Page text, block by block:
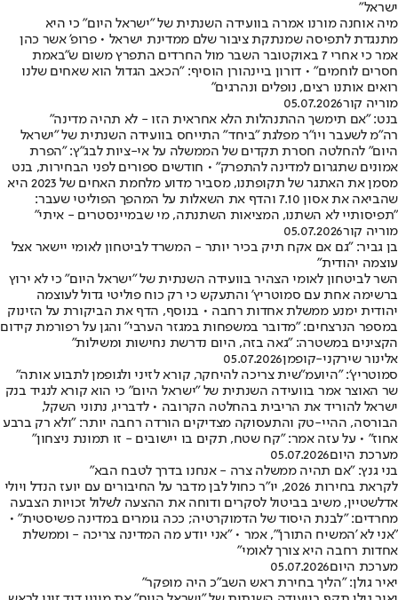
ישראל"
מיה אוחנה מורנו אמרה בוועידה השנתית של "ישראל היום" כי היא
מתנגדת לתפיסה שמנתקת ציבור שלם ממדינת ישראל • פרופ' אשר כהן
אמר כי אחרי 7 באוקטובר השבר מול החרדים התפרץ משום ש"באמת
חסרים לוחמים" • דורון ביינהורן הוסיף: "הכאב הגדול הוא שאחים שלנו
רואים אותנו רצים, נופלים ונהרגים"
מוריה קור05.07.2026
בנט: "אם תימשך ההתנהלות הלא אחראית הזו - לא תהיה מדינה"
רה"מ לשעבר ויו"ר מפלגת "ביחד" התייחס בוועידה השנתית של "ישראל
היום" להחלטה חסרת תקדים של הממשלה על אי-ציות לבג"ץ: "הפרת
אמונים שתגרום למדינה להתפרק" • חודשים ספורים לפני הבחירות, בנט
מסמן את האתגר של תקופתנו, מסביר מדוע מלחמת האחים של 2023 היא
שהביאה את אסון 7.10 והדף את השאלות על המהפך הפוליטי שעבר:
"תפיסותיי לא השתנו, המציאות השתנתה, מי שבמיינסטרים - איתי"
מוריה קור05.07.2026
בן גביר: "גם אם אקח תיק בכיר יותר - המשרד לביטחון לאומי יישאר אצל
עוצמה יהודית"
השר לביטחון לאומי הצהיר בוועידה השנתית של "ישראל היום" כי לא ירוץ
ברשימה אחת עם סמוטריץ' והתעקש כי רק כוח פוליטי גדול לעוצמה
יהודית ימנע ממשלת אחדות רחבה • בנוסף, הדף את הביקורת על הזינוק
במספר הנרצחים: "מדובר במשפחות במגזר הערבי" והגן על רפורמת קידום
הקצינים במשטרה: "גאה בזה, היום נדרשת נחישות ומשילות"
אלינור שירקני-קופמן05.07.2026
סמוטריץ': "היועמ"שית צריכה להיחקר, קורא לזיני ולגופמן לתבוע אותה"
שר האוצר אמר בוועידה השנתית של "ישראל היום" כי הוא קורא לנגיד בנק
ישראל להוריד את הריבית בהחלטה הקרובה • לדבריו, נתוני השקל,
הבורסה, ההיי-טק והתעסוקה מצדיקים הורדה רחבה יותר: "ולא רק ברבע
אחוז" • על עזה אמר: "קח שטח, תקים בו יישובים - זו תמונת ניצחון"
מערכת היום05.07.2026
בני גנץ: "אם תהיה ממשלה צרה - אנחנו בדרך לטבח הבא"
לקראת בחירות 2026, יו"ר כחול לבן מדבר על החיבורים עם יועז הנדל ויולי
אדלשטיין, משיב בביטול לסקרים ודוחה את ההצעה לשלול זכויות הצבעה
מחרדים: "לבנת היסוד של הדמוקרטיה; ככה גומרים במדינה פשיסטית" •
"אני לא 'המשיח התורן'", אמר • "אני יודע מה המדינה צריכה - וממשלת
אחדות רחבה היא צורך לאומי"
מערכת היום05.07.2026
יאיר גולן: "הליך בחירת ראש השב"כ היה מופקר"